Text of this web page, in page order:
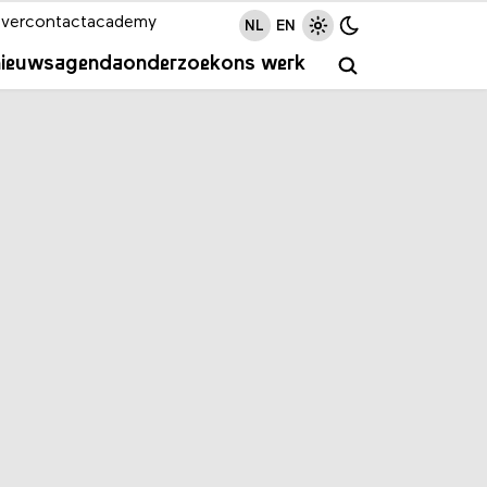
agendaonderzoekons werk
contactacademy NL EN